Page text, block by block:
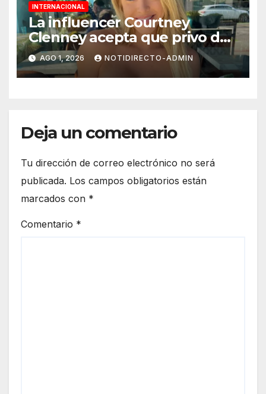
INTERNACIONAL
La influencer Courtney
Clenney acepta que privo de
la vida a su novio tras temer
por su vida
AGO 1, 2026 NOTIDIRECTO-ADMIN
Deja un comentario
Tu dirección de correo electrónico no será
publicada. Los campos obligatorios están
marcados con *
Comentario *